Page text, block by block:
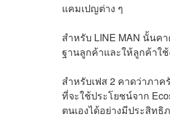
แคมเปญต่าง ๆ
สำหรับ LINE MAN นั้นค
ฐานลูกค้าและให้ลูกค้าใ
สำหรับเฟส 2 คาดว่าภา
ที่จะใช้ประโยชน์จาก
ตนเองได้อย่างมีประสิทธิ